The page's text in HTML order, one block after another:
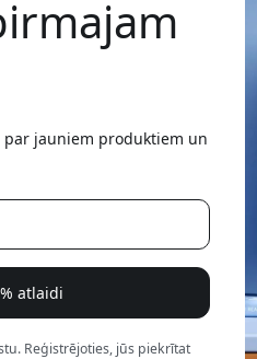
jauniem produktiem un
atlaidi
Reģistrējoties, jūs piekrītat